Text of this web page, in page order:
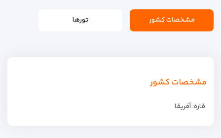
مشخصات کشور تورها
مشخصات کشور
قاره: آفریقا